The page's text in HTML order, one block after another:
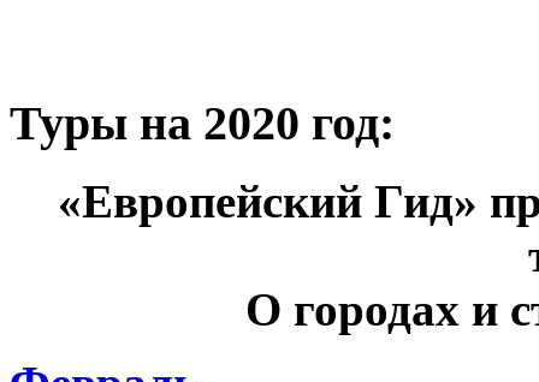
Туры на 2020 год:
«Европейский Гид»
О городах и